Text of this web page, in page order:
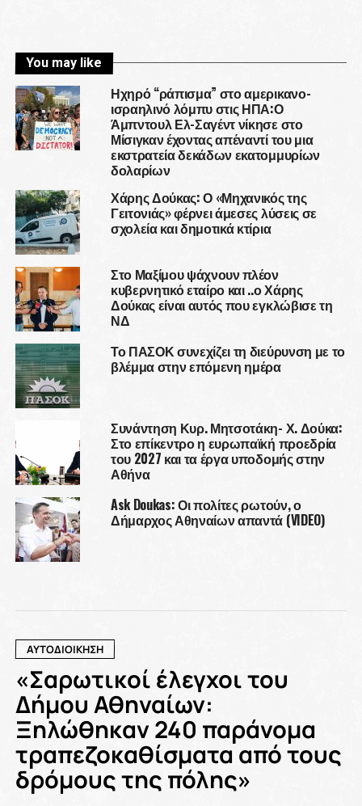
You may like
Ηχηρό “ράπισμα” στο αμερικανο-
ισραηλινό λόμπυ στις ΗΠΑ:Ο
Άμπντουλ Ελ-Σαγέντ νίκησε στο
Μίσιγκαν έχοντας απέναντί του μια
εκστρατεία δεκάδων εκατομμυρίων
δολαρίων
Χάρης Δούκας: Ο «Μηχανικός της
Γειτονιάς» φέρνει άμεσες λύσεις σε
σχολεία και δημοτικά κτίρια
Στο Μαξίμου ψάχνουν πλέον
κυβερνητικό εταίρο και ..ο Χάρης
Δούκας είναι αυτός που εγκλώβισε τη
ΝΔ
Το ΠΑΣΟΚ συνεχίζει τη διεύρυνση με το
βλέμμα στην επόμενη ημέρα
Συνάντηση Κυρ. Μητσοτάκη- Χ. Δούκα:
Στο επίκεντρο η ευρωπαϊκή προεδρία
του 2027 και τα έργα υποδομής στην
Αθήνα
Ask Doukas: Οι πολίτες ρωτούν, ο
Δήμαρχος Αθηναίων απαντά (VIDEO)
ΑΥΤΟΔΙΟΙΚΗΣΗ
«Σαρωτικοί έλεγχοι του
Δήμου Αθηναίων:
Ξηλώθηκαν 240 παράνομα
τραπεζοκαθίσματα από τους
δρόμους της πόλης»